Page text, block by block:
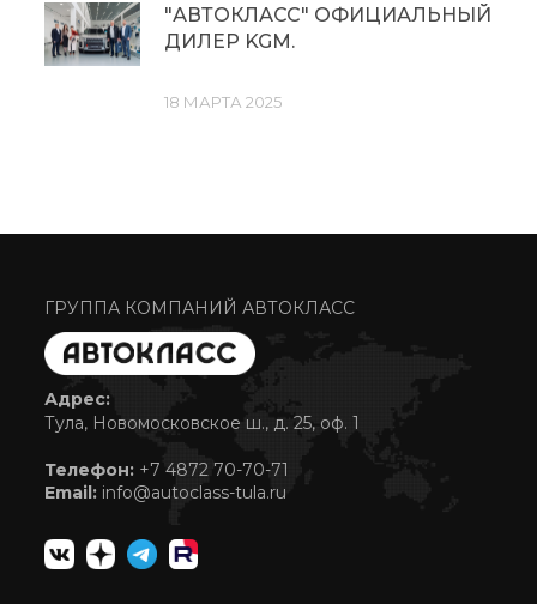
"АВТОКЛАСС" ОФИЦИАЛЬНЫЙ
ДИЛЕР KGM.
18 МАРТА 2025
ГРУППА КОМПАНИЙ АВТОКЛАСС
Адрес:
Тула, Новомосковское ш., д. 25, оф. 1
Телефон: +7 4872 70-70-71
Email: info@autoclass-tula.ru